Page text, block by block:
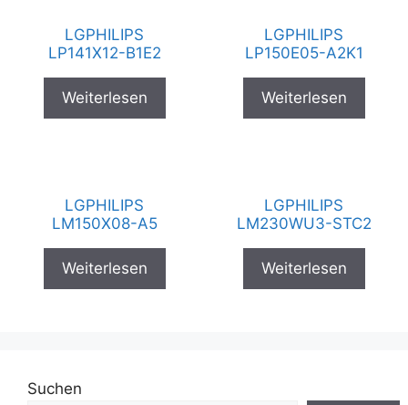
LGPHILIPS
LP141X12-B1E2
Weiterlesen
LGPHILIPS
LP150E05-A2K1
Weiterlesen
LGPHILIPS
LM150X08-A5
Weiterlesen
LGPHILIPS
LM230WU3-STC2
Weiterlesen
Suchen